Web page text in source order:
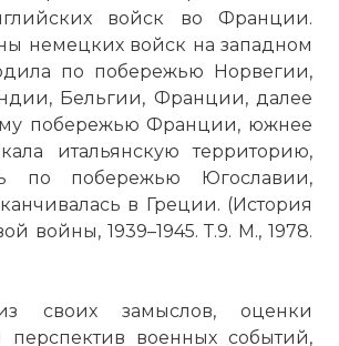
войск во Франции.
немецких войск на западном
по побережью Норвегии,
Бельгии, Франции, далее
побережью Франции, южнее
итальянскую территорию,
по побережью Югославии,
в Греции. (История
войны, 1939–1945. Т.9. М., 1978.
своих замыслов, оценки
перспектив военных событий,